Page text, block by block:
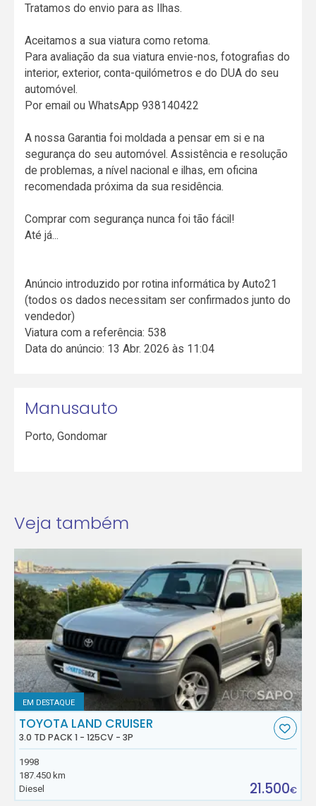
Tratamos do envio para as Ilhas.
Aceitamos a sua viatura como retoma.
Para avaliação da sua viatura envie-nos, fotografias do
interior, exterior, conta-quilómetros e do DUA do seu
automóvel.
Por email ou WhatsApp 938140422
A nossa Garantia foi moldada a pensar em si e na
segurança do seu automóvel. Assistência e resolução
de problemas, a nível nacional e ilhas, em oficina
recomendada próxima da sua residência.
Comprar com segurança nunca foi tão fácil!
Até já...
Anúncio introduzido por rotina informática by Auto21
(todos os dados necessitam ser confirmados junto do
vendedor)
Viatura com a referência: 538
Data do anúncio: 13 Abr. 2026 às 11:04
Manusauto
Porto,Gondomar
Veja também
EM DESTAQUE
TOYOTA LAND CRUISER
3.0 TD PACK 1 - 125CV - 3P
1998
187.450 km
Diesel
21.500€